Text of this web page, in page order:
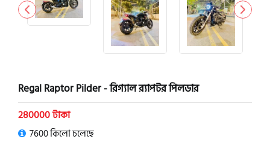
Regal Raptor Pilder - রিগ্যাল র‍্যাপটর পিলডার
280000 টাকা
7600 কিলো চলেছে